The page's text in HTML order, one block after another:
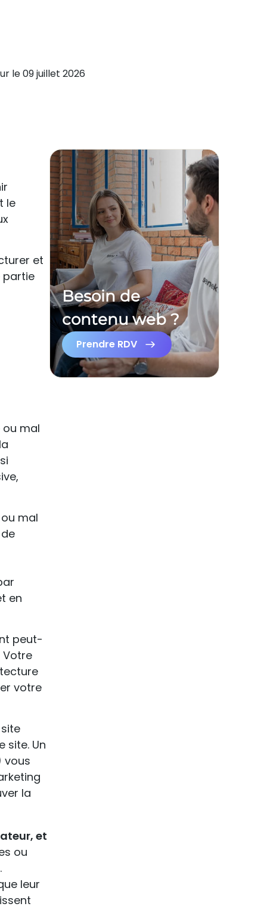
le 09 juillet 2026
Besoin de
contenu web ?
Prendre RDV
le
et
partie
ou mal
mal
en
peut-
Votre
votre
site. Un
vous
la
et
ou
leur